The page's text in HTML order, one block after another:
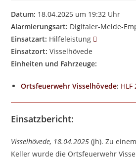
Datum: 18.04.2025 um 19:32 Uhr
Alarmierungsart: Digitaler-Melde-
Einsatzart: Hilfeleistung
Einsatzort: Visselhövede
Einheiten und Fahrzeuge:
Ortsfeuerwehr Visselhövede:
Einsatzbericht:
Visselhövede, 18.04.2025 (jh). Zu
Keller wurde die Ortsfeuerwehr